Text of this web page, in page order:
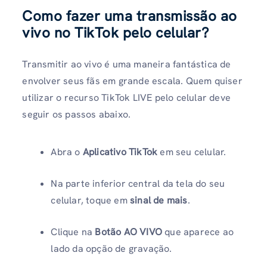
Como fazer uma transmissão ao
vivo no TikTok pelo celular?
Transmitir ao vivo é uma maneira fantástica de
envolver seus fãs em grande escala. Quem quiser
utilizar o recurso TikTok LIVE pelo celular deve
seguir os passos abaixo.
Abra o Aplicativo TikTokem seu celular.
Na parte inferior central da tela do seu
celular, toque emsinal de mais.
Clique na Botão AO VIVOque aparece ao
lado da opção de gravação.